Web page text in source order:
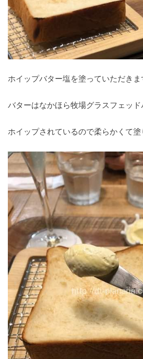
ホイップバター塩を塗っていただきま
バターはなかほら牧場グラスフェッド
ホイップされているので柔らかくて塗